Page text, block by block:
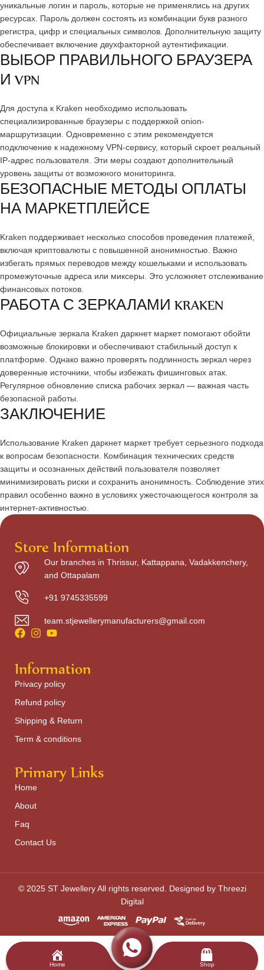
уникальные логин и пароль, которые не применялись на других
ресурсах. Пароль должен состоять из комбинации букв разного
регистра, цифр и специальных символов. Дополнительную защиту
обеспечивает включение двухфакторной аутентификации.
ВЫБОР ПРАВИЛЬНОГО БРАУЗЕРА
И VPN
Для доступа к Kraken необходимо использовать
специализированные браузеры с поддержкой onion-
маршрутизации. Одновременно с этим рекомендуется
подключение к надежному VPN-сервису, который скроет реальный
IP-адрес пользователя. Эти меры создают дополнительный
уровень защиты от возможного мониторинга.
БЕЗОПАСНЫЕ МЕТОДЫ ОПЛАТЫ
НА МАРКЕТПЛЕЙСЕ
Kraken поддерживает несколько способов проведения платежей,
включая криптовалюты с повышенной анонимностью. Важно
избегать прямых переводов между кошельками и использовать
промежуточные адреса или миксеры. Это усложняет отслеживание
финансовых потоков.
РАБОТА С ЗЕРКАЛАМИ KRAKEN
Официальные зеркала Kraken даркнет маркет помогают обойти
возможные блокировки и обеспечивают стабильный доступ к
платформе. Однако важно проверять подлинность зеркал через
доверенные источники, чтобы избежать фишинговых атак.
Регулярное обновление списка рабочих зеркал — важная часть
безопасной работы.
ЗАКЛЮЧЕНИЕ
Использование Kraken даркнет маркет требует серьезного подхода
к вопросам безопасности. Комбинация технических средств
защиты и осознанных действий пользователя позволяет
минимизировать риски и сохранить анонимность. Соблюдение этих
правил особенно важно в условиях ужесточающегося контроля за
интернет-активностью.
Store Information
Our branches in Thrissur, Kattappana, Vadakkenchery,
and Ottapalam
+91 9745335599
team.stjewellerymanufacturers@gmail.com
Information
Privacy policy
Refund policy
Shipping & Return
Term & conditions
Primary Links
Home
About
Faq
Contact Us
© 2025 ST Jewellery All rights reserved. Designed by Threezi
Digital
Home Shop